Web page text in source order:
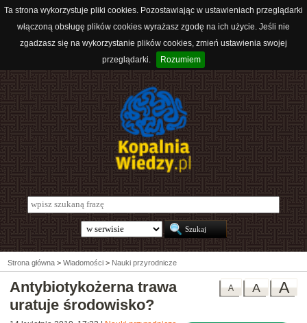
Ta strona wykorzystuje pliki cookies. Pozostawiając w ustawieniach przeglądarki
włączoną obsługę plików cookies wyrażasz zgodę na ich użycie. Jeśli nie
zgadzasz się na wykorzystanie plików cookies, zmień ustawienia swojej
przeglądarki.
Rozumiem
Strona główna > Wiadomości > Nauki przyrodnicze
A
A
A
Antybiotykożerna trawa
uratuje środowisko?